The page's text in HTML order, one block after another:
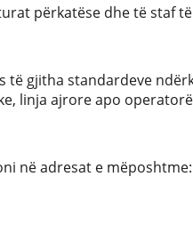
përkatëse dhe të staf
të gjitha standardeve
linja ajrore apo
në adresat e mëposhtme: